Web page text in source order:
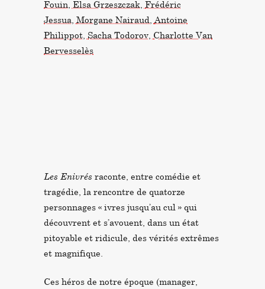
Fouin, Elsa Grzeszczak, Frédéric
Jessua, Morgane Nairaud, Antoine
Philippot, Sacha Todorov, Charlotte Van
Bervesselès
Les Enivrés raconte, entre comédie et
tragédie, la rencontre de quatorze
personnages « ivres jusqu’au cul » qui
découvrent et s’avouent, dans un état
pitoyable et ridicule, des vérités extrêmes
et magnifique.
Ces héros de notre époque (manager,